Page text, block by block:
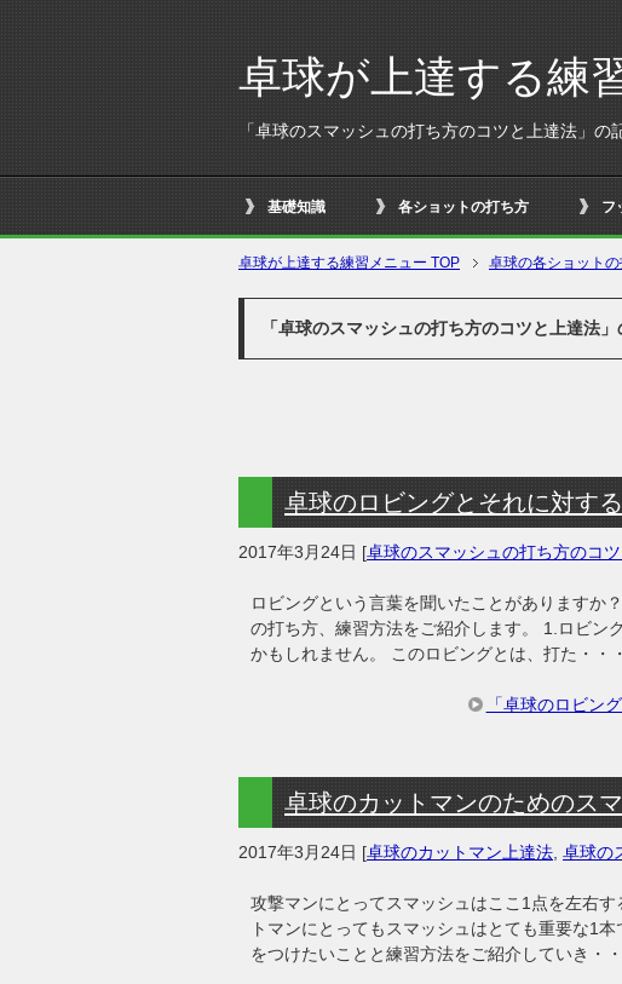
卓球が上達する練
「卓球のスマッシュの打ち方のコツと上達法」の
基礎知識 各ショットの打ち方 フ
卓球が上達する練習メニュー TOP 卓球の各ショット
「卓球のスマッシュの打ち方のコツと上達法
卓球のロビングとそれに対す
2017年3月24日 [卓球のスマッシュの打ち方のコ
ロビングという言葉を聞いたことがありますか
の打ち方、練習方法をご紹介します。 1.ロビン
かもしれません。 このロビングとは、打た・・・
「卓球のロビン
卓球のカットマンのためのス
2017年3月24日 [卓球のカットマン上達法 卓球の
攻撃マンにとってスマッシュはここ1点を左右
トマンにとってもスマッシュはとても重要な1
をつけたいことと練習方法をご紹介していき・・